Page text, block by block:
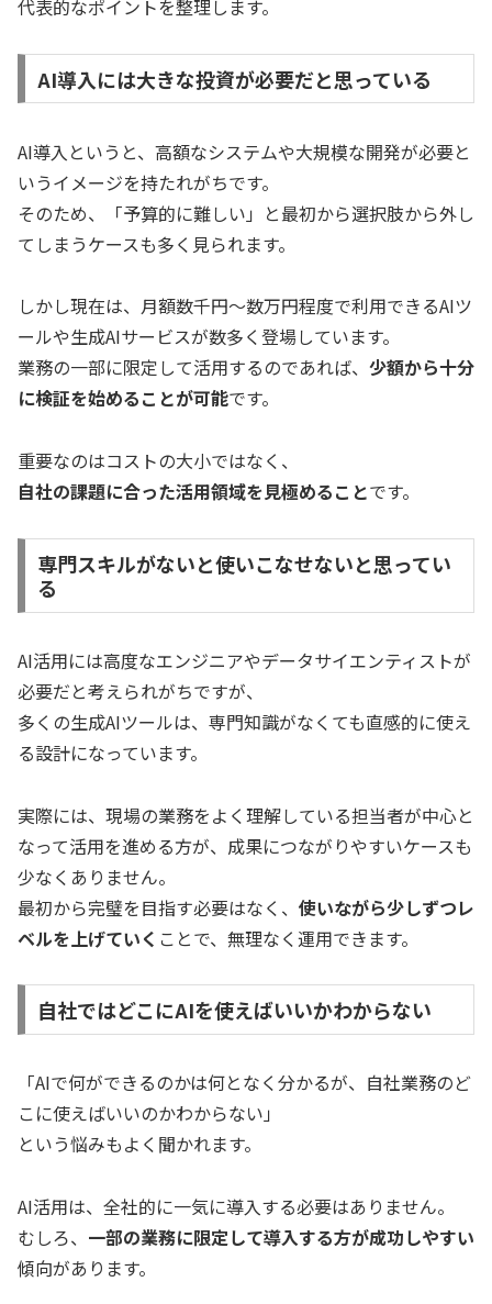
代表的なポイントを整理します。
AI導入には大きな投資が必要だと思っている
AI導入というと、高額なシステムや大規模な開発が必要と
いうイメージを持たれがちです。
そのため、「予算的に難しい」と最初から選択肢から外し
てしまうケースも多く見られます。
しかし現在は、月額数千円〜数万円程度で利用できるAIツ
ールや生成AIサービスが数多く登場しています。
業務の一部に限定して活用するのであれば、 少額から十分
に検証を始めることが可能です。
重要なのはコストの大小ではなく、
自社の課題に合った活用領域を見極めることです。
専門スキルがないと使いこなせないと思ってい
る
AI活用には高度なエンジニアやデータサイエンティストが
必要だと考えられがちですが、
多くの生成AIツールは、専門知識がなくても直感的に使え
る設計になっています。
実際には、現場の業務をよく理解している担当者が中心と
なって活用を進める方が、成果につながりやすいケースも
少なくありません。
最初から完璧を目指す必要はなく、 使いながら少しずつレ
ベルを上げていく ことで、無理なく運用できます。
自社ではどこにAIを使えばいいかわからない
「AIで何ができるのかは何となく分かるが、自社業務のど
こに使えばいいのかわからない」
という悩みもよく聞かれます。
AI活用は、全社的に一気に導入する必要はありません。
むしろ、 一部の業務に限定して導入する方が成功しやすい
傾向があります。